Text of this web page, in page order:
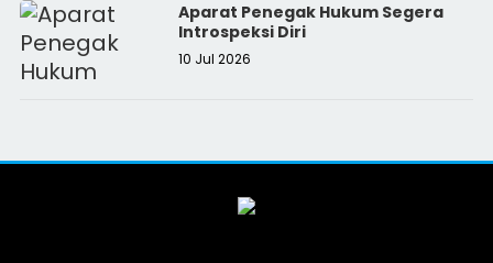
Aparat Penegak Hukum Segera
Introspeksi Diri
10 Jul 2026